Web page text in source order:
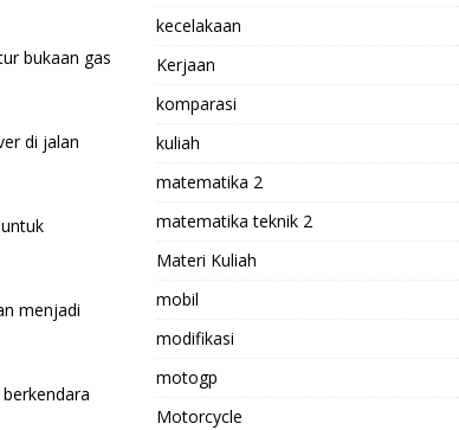
bukaan gas
di jalan
menjadi
kecelakaan
Kerjaan
komparasi
kuliah
matematika 2
matematika teknik 2
Materi Kuliah
mobil
modifikasi
motogp
Motorcycle